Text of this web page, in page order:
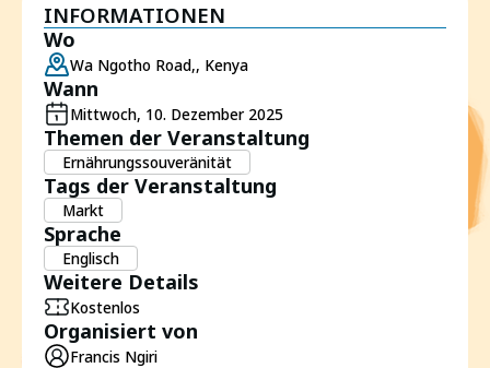
INFORMATIONEN
Wo
Wa Ngotho Road,, Kenya
Wann
Mittwoch, 10. Dezember 2025
Themen der Veranstaltung
Ernährungssouveränität
Tags der Veranstaltung
Markt
Sprache
Englisch
Weitere Details
Kostenlos
Organisiert von
Francis Ngiri